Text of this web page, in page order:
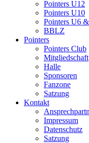
Pointers U12
Pointers U10
Pointers U6
BBLZ
Pointers
Pointers Club
Mitgliedschaft
Halle
Sponsoren
Fanzone
Satzung
Kontakt
Impressum
Datenschutz
Satzung